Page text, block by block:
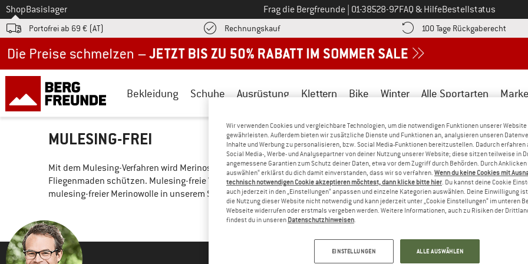
Zum
ShopBasislager Frag die Bergfreunde Ruf uns an unter
01-38528-97FAQ & HilfeBestellstatus
Portofrei ab 69 € (AT) RechnungskaufFinde die Zahlungs-Infos hier! Öffnet sich in einer Infobox
100 Tage Rückgaberecht
Bekleidung Schuhe Ausrüstung Klettern Bike Winter Alle Sportarten
MULESING-FREI
Mit dem Mulesing-Verfahren wird Merinoschafen ohne Betäubung in einer äußerst schmerzhaften Prozedur Haut am
Fliegenmaden schützen. Mulesing-freie Wolle stammt also von Tieren, bei dem das weit verbreitete und umstrittene
mulesing-freier Merinowolle in unserem Shop findest du in unserem Blog.
Wir verwenden Cookies und vergleichbare Technologien, um die notwendigen Funktionen unserer Website
gewährleisten. Außerdem bieten wir zusätzliche Dienste und Funktionen an, analysieren unseren
Inhalte und Werbung zu personalisieren, bzw. Social Media-Funktionen bereitzustellen. Dadurch erfahren
Social Media-, Werbe- und Analysepartner von deiner Nutzung unserer Website; diese sitzen teilweise in
angemessene Garantien zum Schutz deiner Daten, etwa vor dem Zugriff durch Behörden. Durch Anklicken
auswählen“ erklärst du dich damit einverstanden, dass wir so verfahren. Wenn du keine Cookies mit
technisch notwendigen Cookie akzeptieren möchtest, dann klicke bitte hier. Du kannst deine Cookie
auch jederzeit in den „Einstellungen“ anpassen und einzelne Kategorien auswählen. Deine Einwilligung
die Nutzung dieser Website nicht notwendig und kann jederzeit unter „Cookie Einstellungen“ im unteren
Webseite widerrufen oder erstmals vergeben werden. Weitere Informationen, auch zu Risiken der
findest du in unseren Datenschutzhinweisen.
EINSTELLUNGEN ALLE AUSWÄHLEN